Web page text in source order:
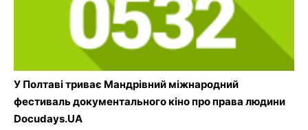
У Полтаві триває Мандрівний міжнародний
фестиваль документального кіно про права людини
Docudays.UA